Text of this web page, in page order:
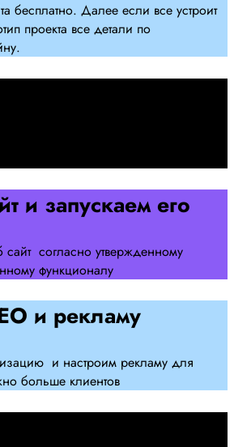
бесплатно. Далее если все устроит
проекта все детали по
и запускаем его
согласно утвержденному
функционалу
и рекламу
и настроим рекламу для
больше клиентов